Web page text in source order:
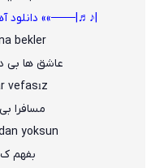
|♪♬|───»» دانلود
bekler
عاشق ها بی
vefasız
مسافرا
yoksun
بفهم